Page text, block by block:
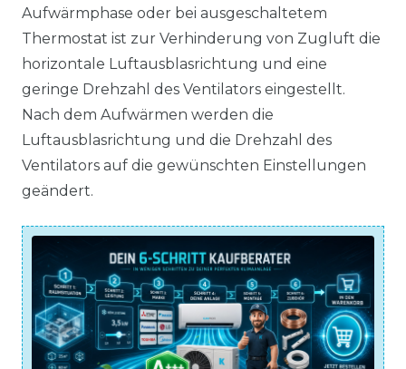
Aufwärmphase oder bei ausgeschaltetem
Thermostat ist zur Verhinderung von Zugluft die
horizontale Luftausblasrichtung und eine
geringe Drehzahl des Ventilators eingestellt.
Nach dem Aufwärmen werden die
Luftausblasrichtung und die Drehzahl des
Ventilators auf die gewünschten Einstellungen
geändert.